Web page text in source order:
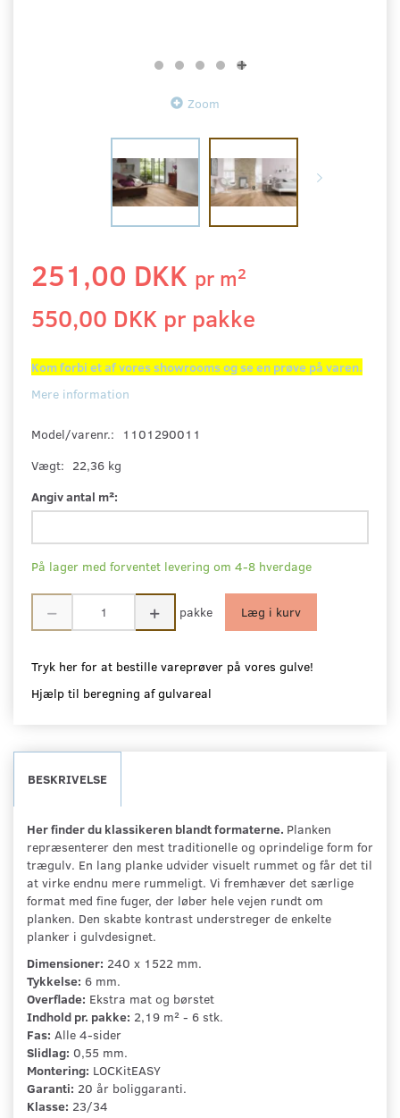
Zoom
251,00 DKK pr m2
550,00 DKK pr pakke
Kom forbi et af vores showrooms og se en prøve på varen.
Mere information
Model/varenr.:
1101290011
Vægt: 22,36 kg
Angiv antal m²:
På lager med forventet levering om 4-8 hverdage
pakke Læg i kurv
Tryk her for at bestille vareprøver på vores gulve!
Hjælp til beregning af gulvareal
BESKRIVELSE
Her finder du klassikeren blandt formaterne. Planken
repræsenterer den mest traditionelle og oprindelige form for
trægulv. En lang planke udvider visuelt rummet og får det til
at virke endnu mere rummeligt. Vi fremhæver det særlige
format med fine fuger, der løber hele vejen rundt om
planken. Den skabte kontrast understreger de enkelte
planker i gulvdesignet.
Dimensioner: 240 x 1522 mm.
Tykkelse: 6 mm.
Overflade: Ekstra mat og børstet
Indhold pr. pakke: 2,19 m² - 6 stk.
Fas: Alle 4-sider
Slidlag: 0,55 mm.
Montering: LOCKitEASY
Garanti: 20 år boliggaranti.
Klasse: 23/34